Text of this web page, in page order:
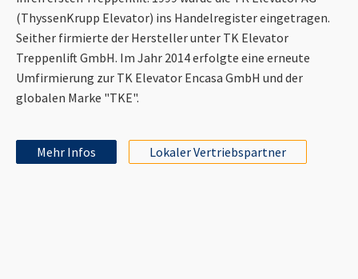
(ThyssenKrupp Elevator) ins Handelregister eingetragen.
Seither firmierte der Hersteller unter TK Elevator
Treppenlift GmbH. Im Jahr 2014 erfolgte eine erneute
Umfirmierung zur TK Elevator Encasa GmbH und der
globalen Marke "TKE".
Mehr Infos Lokaler Vertriebspartner